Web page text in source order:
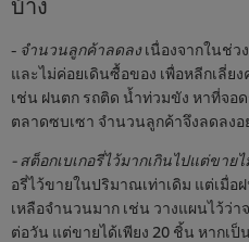
- จำนวนลูกค้าลดลงเนื่องจากในช่ว
และไม่ค่อยเดินซื้อของ เพื่อหลีกเลี่ย
เช่น ฝนตก รถติด น้ำท่วมขัง หาที่จอ
ตลาดซบเซา จำนวนลูกค้าจึงลดลงอ
- สต็อกเบเกอรี่ไว้มากเกินไปแต่ขาย
อรี่ไว้ขายในปริมาณเท่าเดิม แต่เมื่อ
เหลือจำนวนมาก เช่น วางแผนไว้ว่
ต่อวัน แต่ขายได้เพียง 20 ชิ้น หากเป็